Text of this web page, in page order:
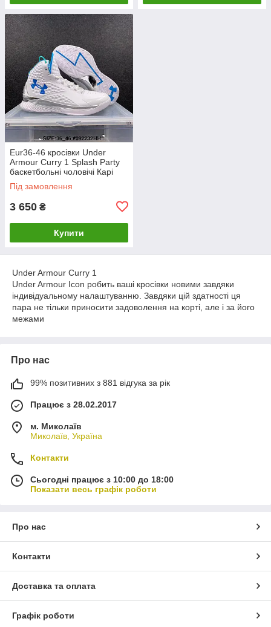
Eur36-46 кросівки Under
Armour Curry 1 Splash Party
баскетбольні чоловічі Карі
Під замовлення
3 650 ₴
Купити
Under Armour Curry 1
Under Armour Icon робить ваші кросівки новими завдяки
індивідуальному налаштуванню. Завдяки цій здатності ця
пара не тільки приносити задоволення на корті, але і за його
межами
Про нас
99% позитивних з 881 відгука за рік
Працює з 28.02.2017
м. Миколаїв
Миколаїв, Україна
Контакти
Сьогодні працює з 10:00 до 18:00
Показати весь графік роботи
Про нас
Контакти
Доставка та оплата
Графік роботи